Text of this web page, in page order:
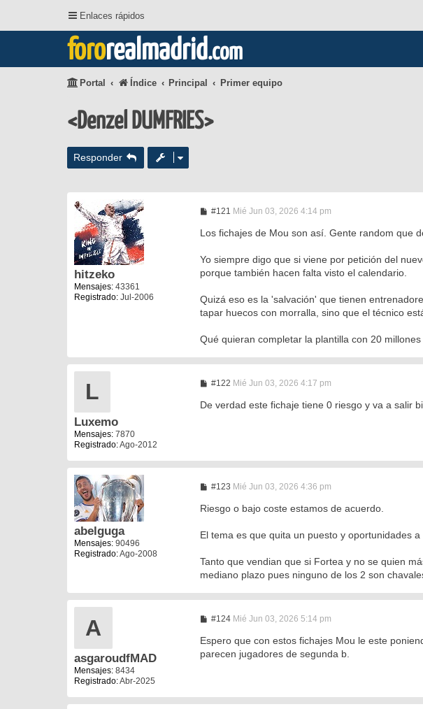
Enlaces rápidos
fororealmadrid.com
Portal Índice Principal Primer equipo
<Denzel DUMFRIES>
Responder
hitzeko
Mensajes: 43361
Registrado: Jul-2006
#121 M
n
j
e
Mié Jun 03, 2026 4:14 pm
Los fichajes de Mou son así. Gente random que
Yo siempre digo que si viene por petición del
porque también hacen falta visto el calendario.
Quizá eso es la 'salvación' que tienen
tapar huecos con morralla, sino que el técnico
Qué quieran completar la plantilla con 20
L
Luxemo
Mensajes: 7870
Registrado:Ago-2012
#122M
n
Mié Jun 03, 2026 4:17 pm
De verdad este fichaje tiene 0 riesgo y va a salir
abelguga
Mensajes: 90496
Registrado:Ago-2008
#123M
n
j
Mié Jun 03, 2026 4:36 pm
Riesgo o bajo coste estamos de acuerdo.
El tema es que quita un puesto y oportunidades
Tanto que vendian que si Fortea y no se quien
mediano plazo pues ninguno de los 2 son
A
asgaroudfMAD
Mensajes: 8434
Registrado:Abr-2025
#124M
n
a
Mié Jun 03, 2026 5:14 pm
Espero que con estos fichajes Mou le este
parecen jugadores de segunda b.